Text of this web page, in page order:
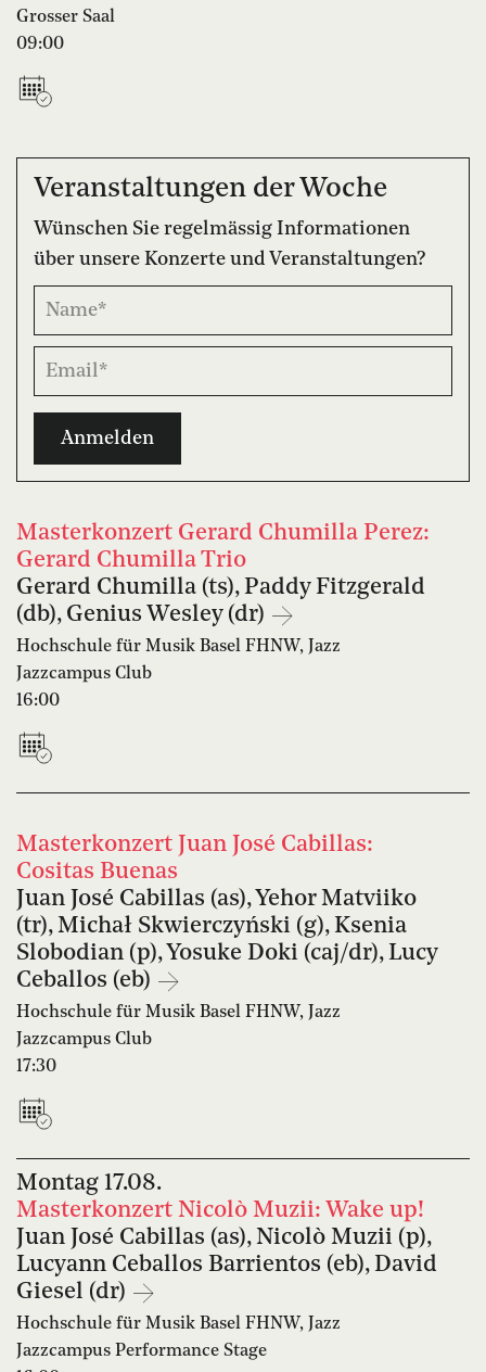
Grosser Saal
09:00
Veranstaltungen der Woche
Wünschen Sie regelmässig Informationen
über unsere Konzerte und Veranstaltungen?
Masterkonzert Gerard Chumilla Perez:
Gerard Chumilla Trio
Gerard Chumilla (ts), Paddy Fitzgerald
(db), Genius Wesley (dr)
Hochschule für Musik Basel FHNW, Jazz
Jazzcampus Club
16:00
Masterkonzert Juan José Cabillas:
Cositas Buenas
Juan José Cabillas (as), Yehor Matviiko
(tr), Michał Skwierczyński (g), Ksenia
Slobodian (p), Yosuke Doki (caj/dr), Lucy
Ceballos (eb)
Hochschule für Musik Basel FHNW, Jazz
Jazzcampus Club
17:30
17.08.
Montag
Masterkonzert Nicolò Muzii: Wake up!
Juan José Cabillas (as), Nicolò Muzii (p),
Lucyann Ceballos Barrientos (eb), David
Giesel (dr)
Hochschule für Musik Basel FHNW, Jazz
Jazzcampus Performance Stage